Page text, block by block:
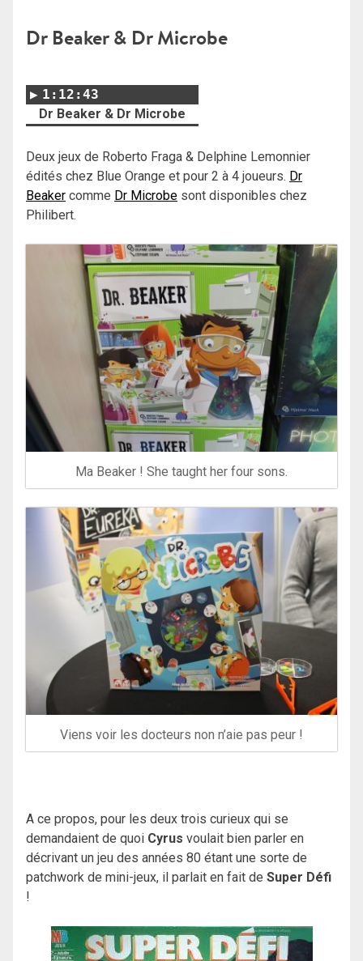
Dr Beaker & Dr Microbe
1:12:43
Dr Beaker & Dr Microbe
Deux jeux de Roberto Fraga & Delphine Lemonnier
édités chez Blue Orange et pour 2 à 4 joueurs. Dr
Beaker comme Dr Microbe sont disponibles chez
Philibert.
Ma Beaker ! She taught her four sons.
Viens voir les docteurs non n’aie pas peur !
A ce propos, pour les deux trois curieux qui se
demandaient de quoi Cyrus voulait bien parler en
décrivant un jeu des années 80 étant une sorte de
patchwork de mini-jeux, il parlait en fait de Super Défi
!